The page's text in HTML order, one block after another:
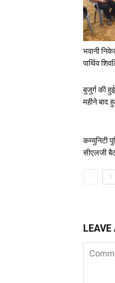
भवानी
पार्थिव
बुजुर्ग की
महीने बाद
कम्युनिटी
सीएलजी
LEAVE